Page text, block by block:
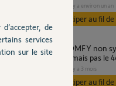
il y a environ un an
Participer au fil
Protexium - DNS SOMFY non synchronisé -
port 80 fonctionnel mais pas le
il y a 3 mois
Participer au fil
de
services
sur le site